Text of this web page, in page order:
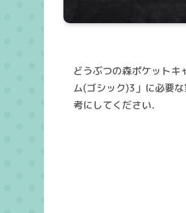
どうぶつの森ポケットキ
ム(ゴシック)3」に必要
考にしてください．